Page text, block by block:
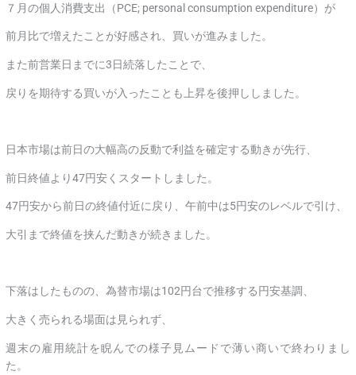
７月の個人消費支出（PCE; personal consumption expenditure）が
前月比で増えたことが好感され、買いが進みました。
また前営業日までに3日続落したことで、
戻りを期待する買いが入ったことも上昇を後押ししました。
日本市場は前日の大幅高の反動で利益を確定する動きが先行、
前日終値より47円安くスタートしました。
47円安から前日の終値付近に戻り、午前中は5円安のレベルで引け、
大引まで終値を挟んだ動きが続きました。
下落はしたものの、為替市場は102円台で推移する円安基調、
大きく売られる場面は見られず、
週末の雇用統計を睨んでの様子見ムードで薄い商いで終わりまし
た。